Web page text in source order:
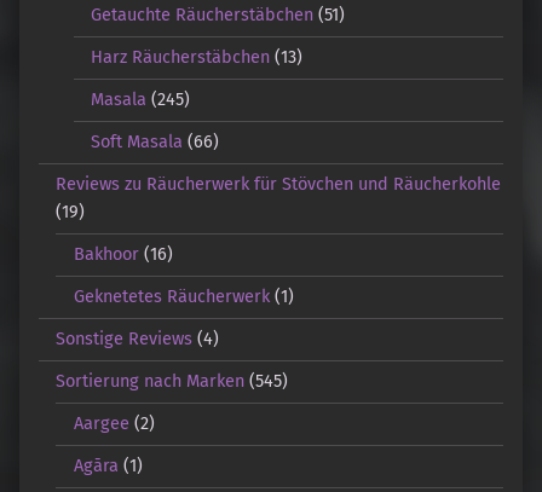
Getauchte Räucherstäbchen (51)
Harz Räucherstäbchen (13)
Masala (245)
Soft Masala (66)
Reviews zu Räucherwerk für Stövchen und Räucherkohle
(19)
Bakhoor(16)
Geknetetes Räucherwerk(1)
Sonstige Reviews (4)
Sortierung nach Marken (545)
Aargee (2)
Agāra (1)